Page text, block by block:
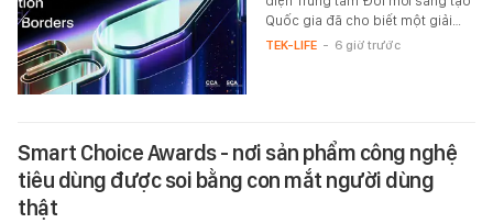
Quốc gia đã cho biết một giải…
TEK-LIFE - 6 giờ trước
Smart Choice Awards - nơi sản phẩm công nghệ
tiêu dùng được soi bằng con mắt người dùng
thật